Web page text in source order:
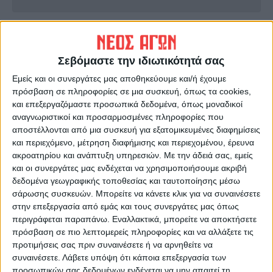
Σεβόμαστε την ιδιωτικότητά σας
Εμείς και οι συνεργάτες μας αποθηκεύουμε και/ή έχουμε
πρόσβαση σε πληροφορίες σε μια συσκευή, όπως τα cookies,
και επεξεργαζόμαστε προσωπικά δεδομένα, όπως μοναδικοί
αναγνωριστικοί και προσαρμοσμένες πληροφορίες που
αποστέλλονται από μια συσκευή για εξατομικευμένες διαφημίσεις
και περιεχόμενο, μέτρηση διαφήμισης και περιεχομένου, έρευνα
ακροατηρίου και ανάπτυξη υπηρεσιών. Με την άδειά σας, εμείς
και οι συνεργάτες μας ενδέχεται να χρησιμοποιήσουμε ακριβή
δεδομένα γεωγραφικής τοποθεσίας και ταυτοποίησης μέσω
σάρωσης συσκευών. Μπορείτε να κάνετε κλικ για να συναινέσετε
στην επεξεργασία από εμάς και τους συνεργάτες μας όπως
περιγράφεται παραπάνω. Εναλλακτικά, μπορείτε να αποκτήσετε
πρόσβαση σε πιο λεπτομερείς πληροφορίες και να αλλάξετε τις
προτιμήσεις σας πριν συναινέσετε ή να αρνηθείτε να
συναινέσετε. Λάβετε υπόψη ότι κάποια επεξεργασία των
προσωπικών σας δεδομένων ενδέχεται να μην απαιτεί τη
ΠΡΟΗΓΟΥΜΕΝΟ ΑΡΘΡΟ
25 αριστούχοι στο Ν.
11 καλλιτέχνες hip hop θα...
ραπάρουν στην Καρδίτσα
ΝΕΟΣ ΑΓΩΝ
https://neosagon.gr
Η Αρχαιότερη Καθημερινή Πρωινή Εφημερίδα της Καρδίτσας